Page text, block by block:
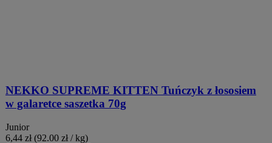
NEKKO SUPREME KITTEN Tuńczyk z łososiem
w galaretce saszetka 70g
Junior
6,44 zł (92.00 zł / kg)